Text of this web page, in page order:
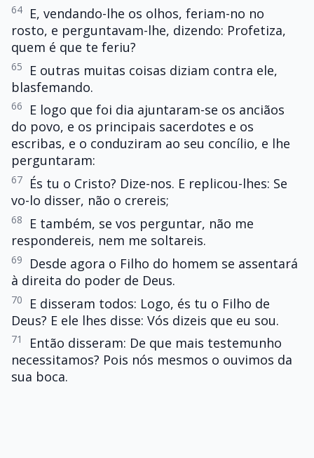
64
E, vendando-lhe os olhos, feriam-no no
rosto, e perguntavam-lhe, dizendo: Profetiza,
quem é que te feriu?
65
E outras muitas coisas diziam contra ele,
blasfemando.
66
E logo que foi dia ajuntaram-se os anciãos
do povo, e os principais sacerdotes e os
escribas, e o conduziram ao seu concílio, e lhe
perguntaram:
67
És tu o Cristo? Dize-nos. E replicou-lhes: Se
vo-lo disser, não o crereis;
68
E também, se vos perguntar, não me
respondereis, nem me soltareis.
69
Desde agora o Filho do homem se assentará
à direita do poder de Deus.
70
E disseram todos: Logo, és tu o Filho de
Deus? E ele lhes disse: Vós dizeis que eu sou.
71
Então disseram: De que mais testemunho
necessitamos? Pois nós mesmos o ouvimos da
sua boca.